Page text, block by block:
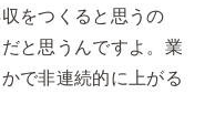
をつくると思うの
と思うんですよ。業
で非連続的に上がる